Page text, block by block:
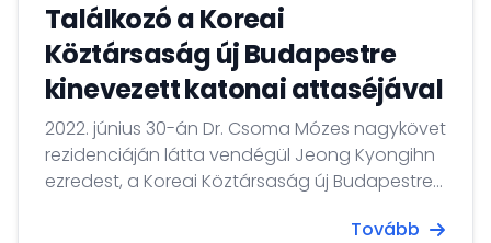
Találkozó a Koreai
Köztársaság új Budapestre
kinevezett katonai attaséjával
2022. június 30-án Dr. Csoma Mózes nagykövet
rezidenciáján látta vendégül Jeong Kyongihn
ezredest, a Koreai Köztársaság új Budapestre
Tovább